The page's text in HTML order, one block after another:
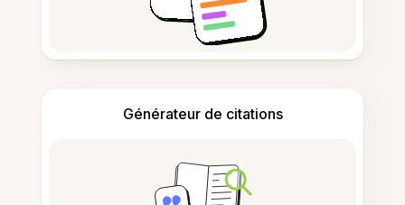
Générateur de citations